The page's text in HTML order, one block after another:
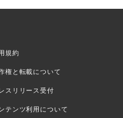
規約
権と転載について
スリリース受付
テンツ利用について